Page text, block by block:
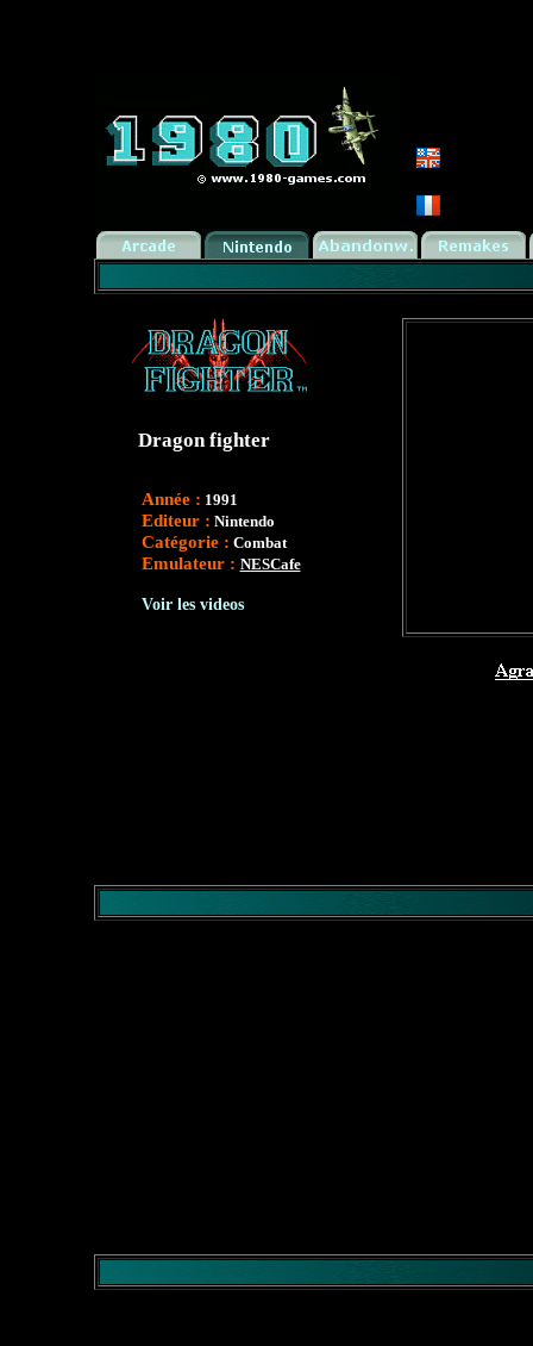
Dragon fighter
Année : 1991
Editeur : Nintendo
Catégorie : Combat
Emulateur : NESCafe
Voir les videos